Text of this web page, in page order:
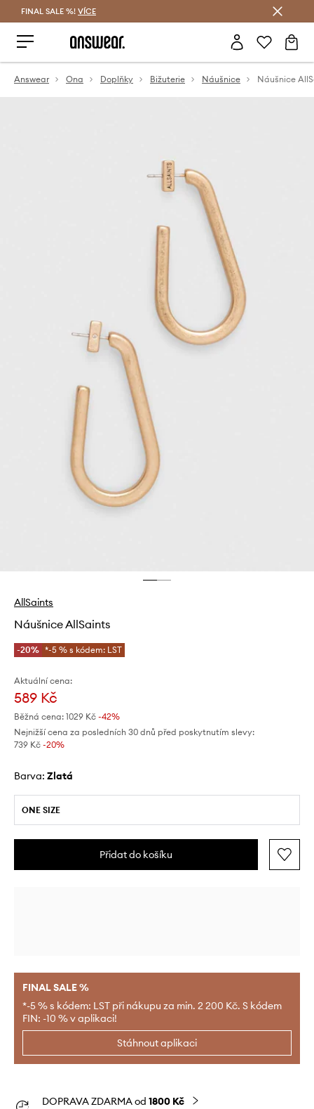
FINAL SALE %! VÍCE
Answear Ona Doplňky Bižuterie Náušnice Náušnice
AllSaints
Náušnice AllSaints
-20% *-5 % s kódem: LST
Aktuální cena:
589 Kč
Běžná cena: 1029 Kč -42%
Nejnižší cena za posledních 30 dnů před poskytnutím slevy:
739 Kč -20%
Barva: zlatá
ONE SIZE
Přidat do košíku
FINAL SALE %
*-5 % s kódem: LST při nákupu za min. 2 200 Kč. S kódem
FIN: -10 % v aplikaci!
Stáhnout aplikaci
DOPRAVA ZDARMA od 1800 Kč